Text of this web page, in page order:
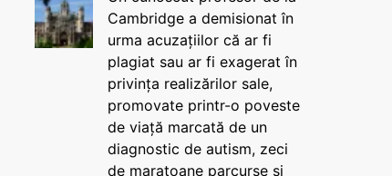
Cambridge a demisionat în
urma acuzațiilor că ar fi
plagiat sau ar fi exagerat în
privința realizărilor sale,
promovate printr-o poveste
de viață marcată de un
diagnostic de autism, zeci
de maratoane parcurse și